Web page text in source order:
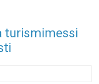
turismimessi